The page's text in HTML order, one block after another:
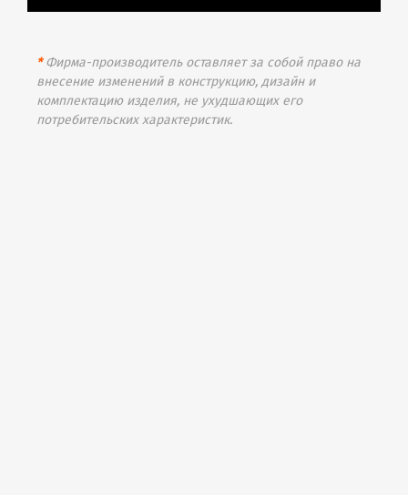
*Фирма-производитель оставляет за собой право на
внесение изменений в конструкцию, дизайн и
комплектацию изделия, не ухудшающих его
потребительских характеристик.